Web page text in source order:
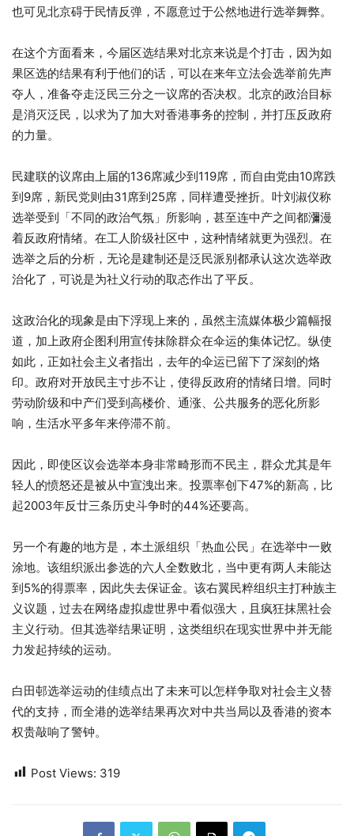
也可见北京碍于民情反弹，不愿意过于公然地进行选举舞弊。
在这个方面看来，今届区选结果对北京来说是个打击，因为如
果区选的结果有利于他们的话，可以在来年立法会选举前先声
夺人，准备夺走泛民三分之一议席的否决权。北京的政治目标
是消灭泛民，以求为了加大对香港事务的控制，并打压反政府
的力量。
民建联的议席由上届的136席减少到119席，而自由党由10席跌
到9席，新民党则由31席到25席，同样遭受挫折。叶刘淑仪称
选举受到「不同的政治气氛」所影响，甚至连中产之间都瀰漫
着反政府情绪。在工人阶级社区中，这种情绪就更为强烈。在
选举之后的分析，无论是建制还是泛民派别都承认这次选举政
治化了，可说是为社义行动的取态作出了平反。
这政治化的现象是由下浮现上来的，虽然主流媒体极少篇幅报
道，加上政府企图利用宣传抹除群众在伞运的集体记忆。纵使
如此，正如社会主义者指出，去年的伞运已留下了深刻的烙
印。政府对开放民主寸步不让，使得反政府的情绪日增。同时
劳动阶级和中产们受到高楼价、通涨、公共服务的恶化所影
响，生活水平多年来停滞不前。
因此，即使区议会选举本身非常畸形而不民主，群众尤其是年
轻人的愤怒还是被从中宣洩出来。投票率创下47%的新高，比
起2003年反廿三条历史斗争时的44%还要高。
另一个有趣的地方是，本土派组织「热血公民」在选举中一败
涂地。该组织派出参选的六人全数败北，当中更有两人未能达
到5%的得票率，因此失去保证金。该右翼民粹组织主打种族主
义议题，过去在网络虚拟虚世界中看似强大，且疯狂抹黑社会
主义行动。但其选举结果证明，这类组织在现实世界中并无能
力发起持续的运动。
白田邨选举运动的佳绩点出了未来可以怎样争取对社会主义替
代的支持，而全港的选举结果再次对中共当局以及香港的资本
权贵敲响了警钟。
Post Views: 319